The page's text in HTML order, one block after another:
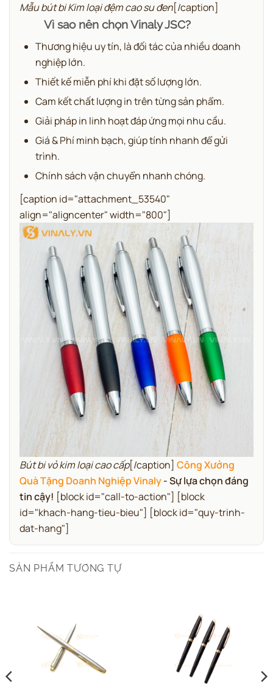
Mẫu bút bi Kim loại đệm cao su đen[/caption]
Vì sao nên chọn Vinaly JSC?
Thương hiệu uy tín, là đối tác của nhiều doanh
nghiệp lớn.
Thiết kế miễn phí khi đặt số lượng lớn.
Cam kết chất lượng in trên từng sản phẩm.
Giải pháp in linh hoạt đáp ứng mọi nhu cầu.
Giá & Phí minh bạch, giúp tính nhanh để gửi
trình.
Chính sách vận chuyển nhanh chóng.
[caption id="attachment_53540"
align="aligncenter" width="800"]
Bút bi vỏ kim loại cao cấp[/caption] Công Xưởng
Quà Tặng Doanh Nghiệp Vinaly- Sự lựa chọn đáng
tin cậy! [block id="call-to-action"] [block
id="khach-hang-tieu-bieu"] [block id="quy-trinh-
dat-hang"]
SẢN PHẨM TƯƠNG TỰ